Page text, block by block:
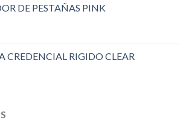
DE PESTAÑAS PINK
CREDENCIAL RIGIDO CLEAR